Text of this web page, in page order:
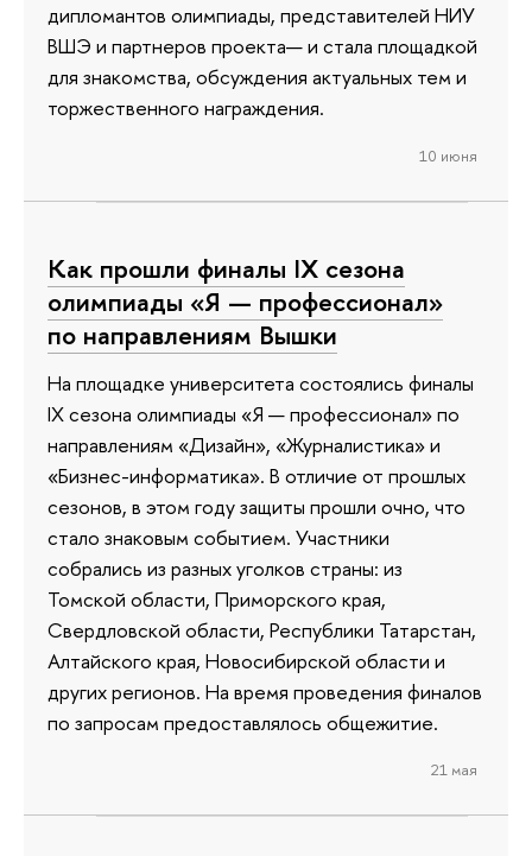
дипломантов олимпиады, представителей НИУ
ВШЭ и партнеров проекта— и стала площадкой
для знакомства, обсуждения актуальных тем и
торжественного награждения.
10 июня
Как прошли финалы IX сезона
олимпиады «Я — профессионал»
по направлениям Вышки
На площадке университета состоялись финалы
IX сезона олимпиады «Я — профессионал» по
направлениям «Дизайн», «Журналистика» и
«Бизнес-информатика». В отличие от прошлых
сезонов, в этом году защиты прошли очно, что
стало знаковым событием. Участники
собрались из разных уголков страны: из
Томской области, Приморского края,
Свердловской области, Республики Татарстан,
Алтайского края, Новосибирской области и
других регионов. На время проведения финалов
по запросам предоставлялось общежитие.
21 мая